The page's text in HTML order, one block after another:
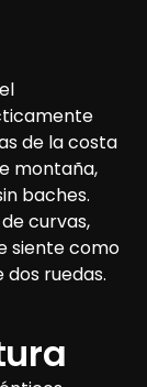
de la costa
montaña,
baches.
curvas,
siente como
ruedas.